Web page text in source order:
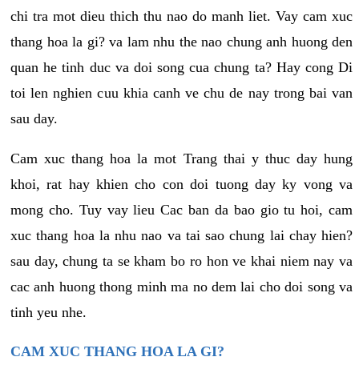
chi tra mot dieu thich thu nao do manh liet. Vay cam xuc
thang hoa la gi? va lam nhu the nao chung anh huong den
quan he tinh duc va doi song cua chung ta? Hay cong Di
toi len nghien cuu khia canh ve chu de nay trong bai van
sau day.
Cam xuc thang hoa la mot Trang thai y thuc day hung
khoi, rat hay khien cho con doi tuong day ky vong va
mong cho. Tuy vay lieu Cac ban da bao gio tu hoi, cam
xuc thang hoa la nhu nao va tai sao chung lai chay hien?
sau day, chung ta se kham bo ro hon ve khai niem nay va
cac anh huong thong minh ma no dem lai cho doi song va
tinh yeu nhe.
CAM XUC THANG HOA LA GI?